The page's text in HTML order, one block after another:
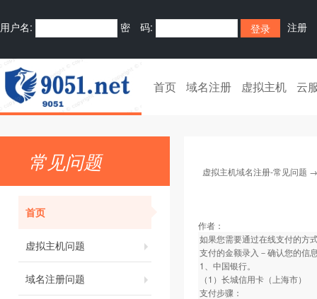
用户名: 密 码: 注册
首页 域名注册 虚拟主机 云
常见问题
首页
虚拟主机问题
域名注册问题
虚拟主机域名注册-常见问题
作者：
如果您需要通过在线支付的方
支付的金额录入－确认您的信
1、中国银行。
（1）长城信用卡（上海市）
支付步骤：